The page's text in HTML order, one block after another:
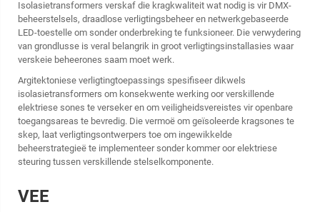
Isolasietransformers verskaf die kragkwaliteit wat nodig is vir DMX-
beheerstelsels, draadlose verligtingsbeheer en netwerkgebaseerde
LED-toestelle om sonder onderbreking te funksioneer. Die verwydering
van grondlusse is veral belangrik in groot verligtingsinstallasies waar
verskeie beheerones saam moet werk.
Argitektoniese verligtingtoepassings spesifiseer dikwels
isolasietransformers om konsekwente werking oor verskillende
elektriese sones te verseker en om veiligheidsvereistes vir openbare
toegangsareas te bevredig. Die vermoë om geïsoleerde kragsones te
skep, laat verligtingsontwerpers toe om ingewikkelde
beheerstrategieë te implementeer sonder kommer oor elektriese
steuring tussen verskillende stelselkomponente.
VEE